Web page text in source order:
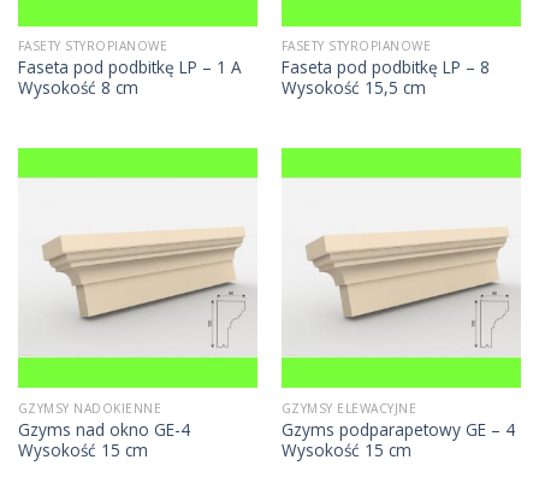
FASETY STYROPIANOWE
Faseta pod podbitkę LP – 1 A
Wysokość 8 cm
FASETY STYROPIANOWE
Faseta pod podbitkę LP – 8
Wysokość 15,5 cm
GZYMSY NADOKIENNE
Gzyms nad okno GE-4
Wysokość 15 cm
GZYMSY ELEWACYJNE
Gzyms podparapetowy GE – 4
Wysokość 15 cm